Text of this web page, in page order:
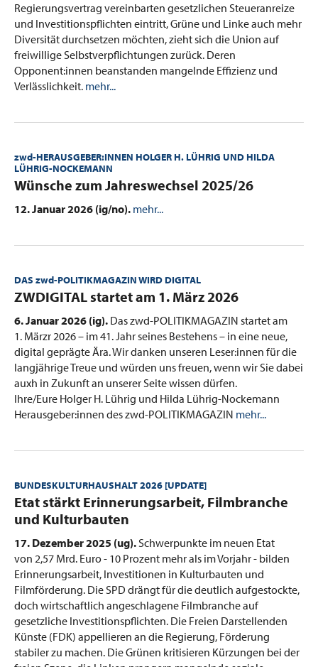
Regierungsvertrag vereinbarten gesetzlichen Steueranreize
und Investitionspflichten eintritt, Grüne und Linke auch mehr
Diversität durchsetzen möchten, zieht sich die Union auf
freiwillige Selbstverpflichtungen zurück. Deren
Opponent:innen beanstanden mangelnde Effizienz und
Verlässlichkeit. mehr...
zwd-HERAUSGEBER:INNEN HOLGER H. LÜHRIG UND HILDA
LÜHRIG-NOCKEMANN
:Wünsche zum Jahreswechsel 2025/26
12. Januar 2026 (ig/no). mehr...
DAS zwd-POLITIKMAGAZIN WIRD DIGITAL
:ZWDIGITAL startet am 1. März 2026
6. Januar 2026 (ig). Das zwd-POLITIKMAGAZIN startet am
1. Märzr 2026 – im 41. Jahr seines Bestehens – in eine neue,
digital geprägte Ära. Wir danken unseren Leser:innen für die
langjährige Treue und würden uns freuen, wenn wir Sie dabei
auxh in Zukunft an unserer Seite wissen dürfen.
Ihre/Eure Holger H. Lührig und Hilda Lührig-Nockemann
Herausgeber:innen des zwd-POLITIKMAGAZIN mehr...
BUNDESKULTURHAUSHALT 2026 [UPDATE]
:Etat stärkt Erinnerungsarbeit, Filmbranche
und Kulturbauten
17. Dezember 2025 (ug).Schwerpunkte im neuen Etat
von 2,57 Mrd. Euro - 10 Prozent mehr als im Vorjahr - bilden
Erinnerungsarbeit, Investitionen in Kulturbauten und
Filmförderung. Die SPD drängt für die deutlich aufgestockte,
doch wirtschaftlich angeschlagene Filmbranche auf
gesetzliche Investitionspflichten. Die Freien Darstellenden
Künste (FDK) appellieren an die Regierung, Förderung
stabiler zu machen. Die Grünen kritisieren Kürzungen bei der